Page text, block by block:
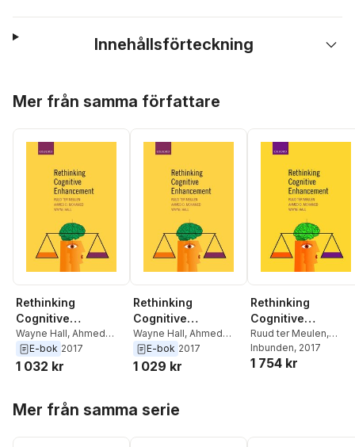
Innehållsförteckning
Mer från samma författare
Rethinking
Cognitive
Enhancement
Wayne Hall, Ahmed
Mohamed,Ruud ter
Meulen
E-bok 2017
1 032 kr
Rethinking
Cognitive
Enhancement
Wayne Hall, Ahmed
Mohamed,Ruud ter
Meulen
E-bok 2017
1 029 kr
Rethinking
Cognitive
Enhancement
Ruud ter Meulen,
Ahmed Mohamed
Wayne Hall
Inbunden, 2017
1 754 kr
Mer från samma serie